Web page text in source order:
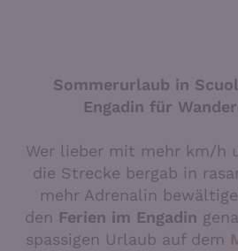
Sommerurlaub in
Engadin für
Wer lieber mit mehr km/h
die Strecke bergab in
mehr Adrenalin
den Ferien im Engadin
spassigen Urlaub auf dem